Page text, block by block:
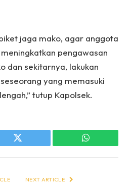
jaga mako, agar anggota
pengawasan
dan sekitarnya, lakukan
yang memasuki
tutup Kapolsek.
Twitter WhatsApp
NEXT ARTICLE